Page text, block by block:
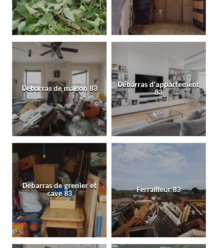
Débarras de maison 83
Débarras d'appartement
83
Débarras de grenier et
cave 83
Ferrailleur 83